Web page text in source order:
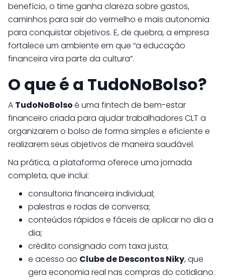
benefício, o time ganha clareza sobre gastos,
caminhos para sair do vermelho e mais autonomia
para conquistar objetivos. E, de quebra, a empresa
fortalece um ambiente em que “a educação
financeira vira parte da cultura”.
O que é a TudoNoBolso?
A TudoNoBolsoé uma fintech de bem-estar
financeiro criada para ajudar trabalhadores CLT a
organizarem o bolso de forma simples e eficiente e
realizarem seus objetivos de maneira saudável.
Na prática, a plataforma oferece uma jornada
completa, que inclui:
consultoria financeira individual;
palestras e rodas de conversa;
conteúdos rápidos e fáceis de aplicar no dia a
dia;
crédito consignado com taxa justa;
e acesso ao Clube de Descontos Niky, que
gera economia real nas compras do cotidiano.